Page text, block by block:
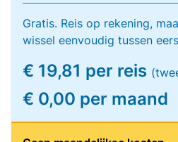
Gratis. Reis op rekening,
wissel eenvoudig tussen
€ 19,81 per reis
€ 0,00 per maand